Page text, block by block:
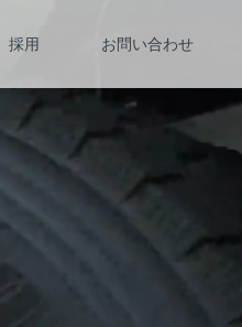
採用 お問い合わせ